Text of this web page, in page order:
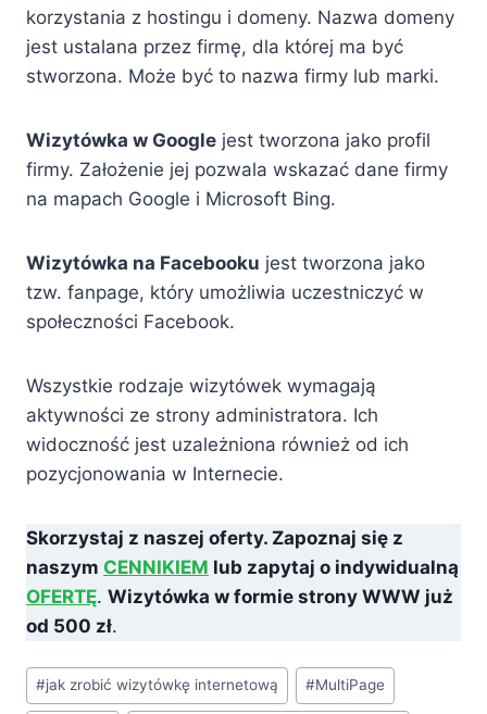
korzystania z hostingu i domeny. Nazwa domeny
jest ustalana przez firmę, dla której ma być
stworzona. Może być to nazwa firmy lub marki.
Wizytówka w Google jest tworzona jako profil
firmy. Założenie jej pozwala wskazać dane firmy
na mapach Google i Microsoft Bing.
Wizytówka na Facebooku jest tworzona jako
tzw. fanpage, który umożliwia uczestniczyć w
społeczności Facebook.
Wszystkie rodzaje wizytówek wymagają
aktywności ze strony administratora. Ich
widoczność jest uzależniona również od ich
pozycjonowania w Internecie.
Skorzystaj z naszej oferty. Zapoznaj się z
naszym CENNIKIEM lub zapytaj o indywidualną
OFERTĘ. Wizytówka w formie strony WWW już
od 500 zł.
Tagi
wpisu:
#jak zrobić wizytówkę internetową #MultiPage